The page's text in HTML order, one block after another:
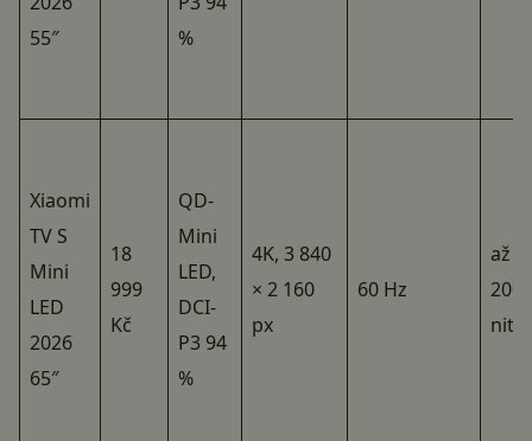
55″
%
Xiaomi
TV S
Mini
LED
2026
65″
18
999
Kč
QD-
Mini
LED,
DCI-
P3 94
%
4K, 3 840
× 2 160
px
60 Hz
až 1
200
nitů